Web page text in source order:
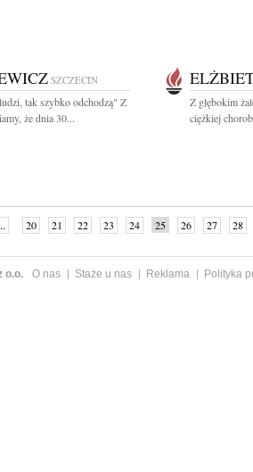
SZCZECIN
tak szybko odchodzą" Z
że dnia 30...
Z głębokim
ciężkiej
20 21 22 23 24 25 26 27
28
o.o. O nas Staże u nas Reklama
Polityka